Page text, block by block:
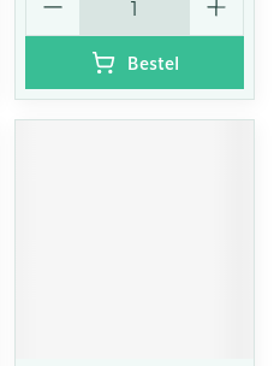
Bestel